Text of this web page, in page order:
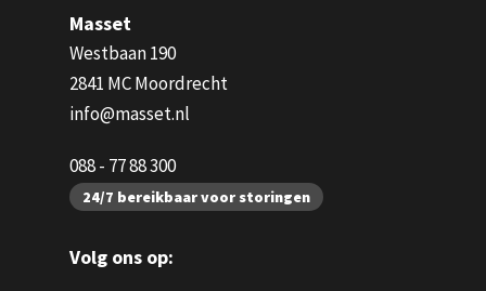
Masset
Westbaan 190
2841 MC Moordrecht
info@masset.nl
088 - 77 88 300
24/7 bereikbaar voor storingen
Volg ons op: